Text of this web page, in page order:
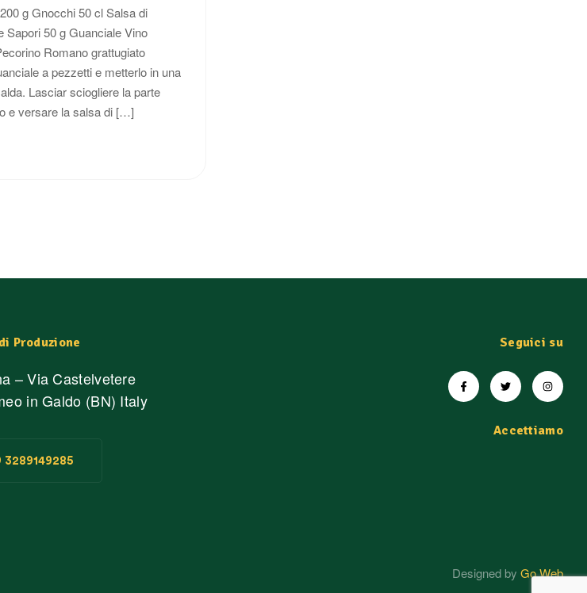
g Gnocchi 50 cl Salsa di
Sapori 50 g Guanciale Vino
Romano grattugiato
a pezzetti e metterlo in una
Lasciar sciogliere la parte
e versare la salsa di […]
Produzione
– Via Castelvetere
in Galdo (BN) Italy
3289149285
Seguici su
Accettiamo
Designed by Go Web